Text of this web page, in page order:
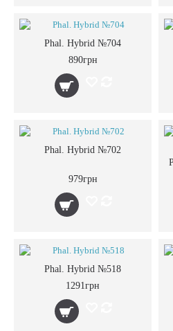
Phal. Hybrid №704
890грн
Phal. Hybrid №702
979грн
Phal. Hybrid №518
1291грн